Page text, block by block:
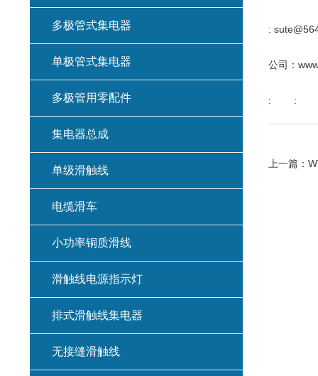
:
公司：
: :
上一篇：
多极管式集电器
单极管式集电器
多极管用零配件
集电器总成
单级滑触线
电缆滑车
小功率铜质滑线
滑触线电源指示灯
排式滑触线集电器
无接缝滑触线